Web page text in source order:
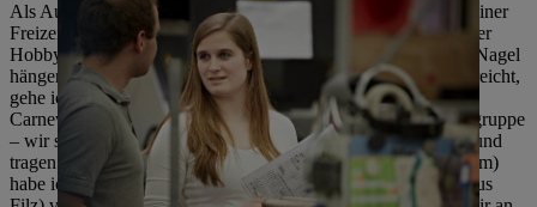
Als Ausgleich zu der vielen Computerarbeit brauche ich in meiner
Freizeit viel Bewegung. Früher habe ich geturnt, zuletzt in einer
Hobbymannschaft in Waiblingen, aber das musste ich an den Nagel
hängen, als ich meine Bachelor-Arbeit anfing. Wenn die Zeit reicht,
gehe ich gerne ins Fitnessstudio. Und ich bin im Fellbacher
Carneval Club 1981 e.V. Ich bin Trainerin in der Maskentanzgruppe
– wir sind die Weingeister. Unsere Kostüme nähen wir selbst und
tragen dazu Holzmasken. Für mein „Häß“ (so heißt das Kostüm)
habe ich in drei Monaten 650 Blätter (Blätter der Weinreben aus